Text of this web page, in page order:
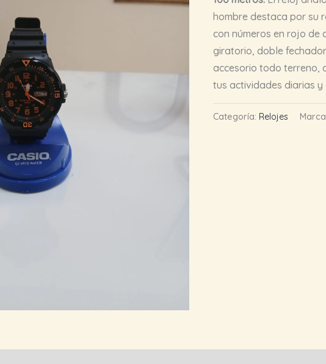
hombre destaca por su
con números en rojo de
giratorio, doble
accesorio todo terreno,
tus actividades diarias
Categoría: Relojes